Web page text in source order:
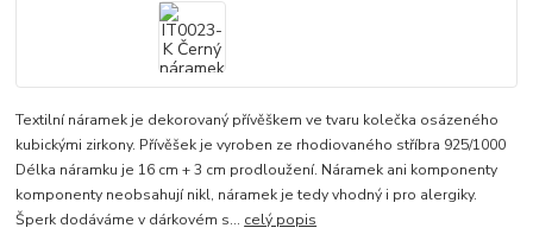
Textilní náramek je dekorovaný přívěškem ve tvaru kolečka osázeného
kubickými zirkony. Přívěšek je vyroben ze rhodiovaného stříbra 925/1000
Délka náramku je 16 cm + 3 cm prodloužení. Náramek ani komponenty
komponenty neobsahují nikl, náramek je tedy vhodný i pro alergiky.
Šperk dodáváme v dárkovém s... celý popis